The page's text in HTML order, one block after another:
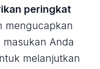
peringkat
mengucapkan
Anda
melanjutkan